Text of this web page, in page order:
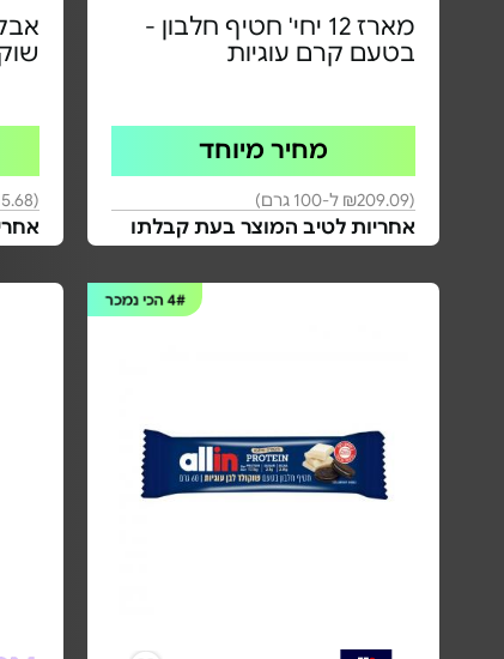
מארז 12 יחי' חטיף חלבון -
בטעם קרם עוגיות
מחיר מיוחד
(₪209.09 ל-100 גרם)
אחריות לטיב המוצר בעת קבלתו
(₪15.68 ל-100 גרם)
4#הכי נמכר